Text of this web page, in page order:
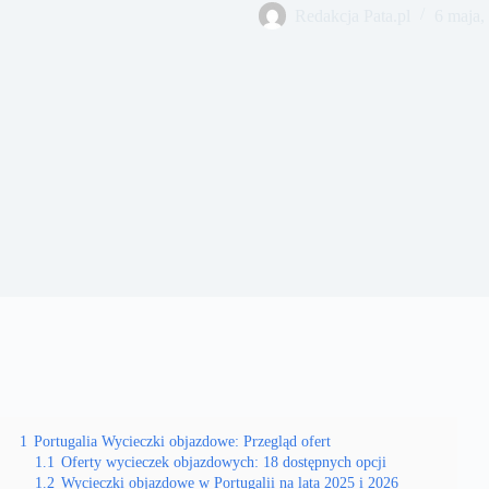
1 Portugalia Wycieczki objazdowe: Przegląd ofert
1.1 Oferty wycieczek objazdowych: 18 dostępnych opcji
1.2 Wycieczki objazdowe w Portugalii na lata 2025 i 2026